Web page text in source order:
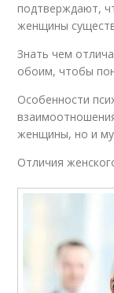
подтверждают,
женщины
Знать чем
обоим, чтобы
Особенности
женщины, но и
Отличия